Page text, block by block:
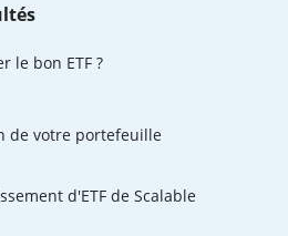
le bon ETF ?
de votre portefeuille
d'ETF de Scalable